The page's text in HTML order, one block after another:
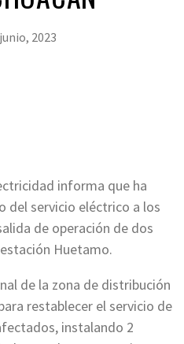
2023
informa que ha
del servicio eléctrico a los
de operación de dos
Huetamo.
de la zona de distribución
restablecer el servicio de
instalando 2